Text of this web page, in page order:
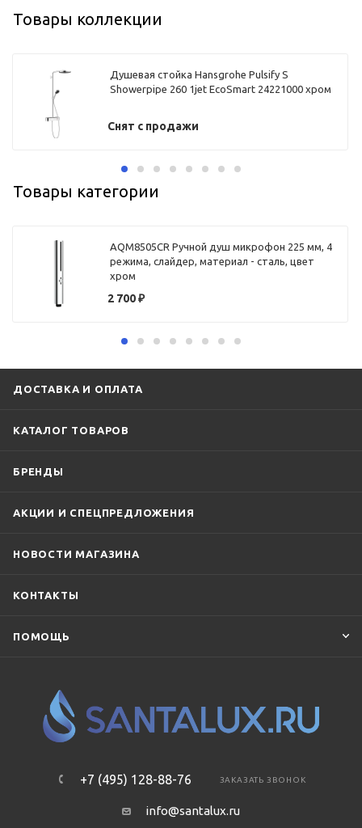
Товары коллекции
Душевая стойка Hansgrohe Pulsify S
Showerpipe 260 1jet EcoSmart 24221000 хром
Снят с продажи
Товары категории
AQM8505CR Ручной душ микрофон 225 мм, 4
режима, слайдер, материал - сталь, цвет
хром
2 700₽
ДОСТАВКА И ОПЛАТА
КАТАЛОГ ТОВАРОВ
БРЕНДЫ
АКЦИИ И СПЕЦПРЕДЛОЖЕНИЯ
НОВОСТИ МАГАЗИНА
КОНТАКТЫ
ПОМОЩЬ
+7 (495) 128-88-76 ЗАКАЗАТЬ ЗВОНОК
info@santalux.ru